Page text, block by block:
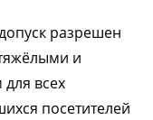
разрешен
и
всех
посетителей